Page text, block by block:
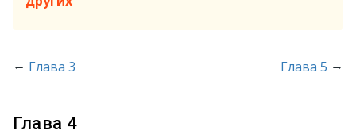
← Глава 3 Глава 5 →
Глава 4